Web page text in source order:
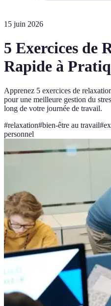
15 juin 2026
5 Exercices de
Rapide à
Apprenez 5 exercices de
pour une meilleure gestion du
long de votre journée de travail.
#relaxation#bien-être au travail#
personnel